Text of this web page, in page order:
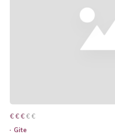
€ € € € €
€ € €
Gite